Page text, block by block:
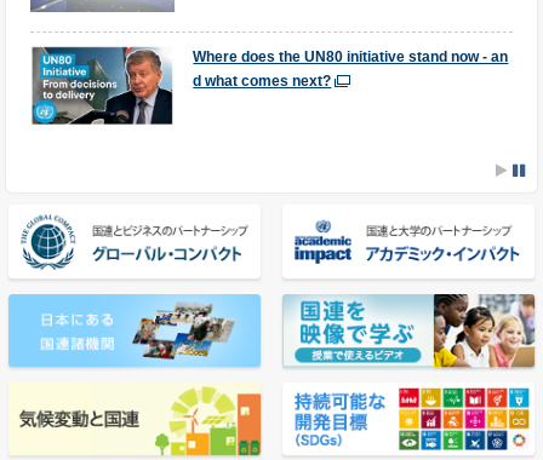
Where does the UN80 initiative stand now - an
d what comes next?